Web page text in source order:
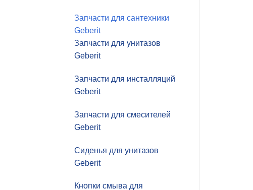
Запчасти для сантехники
Geberit
Запчасти для унитазов
Geberit
Запчасти для инсталляций
Geberit
Запчасти для смесителей
Geberit
Сиденья для унитазов
Geberit
Кнопки смыва для